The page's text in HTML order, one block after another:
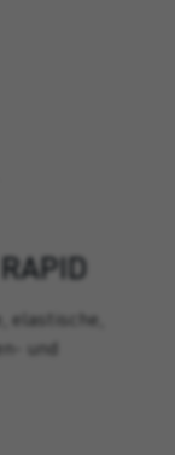
RAPID
elastische,
und